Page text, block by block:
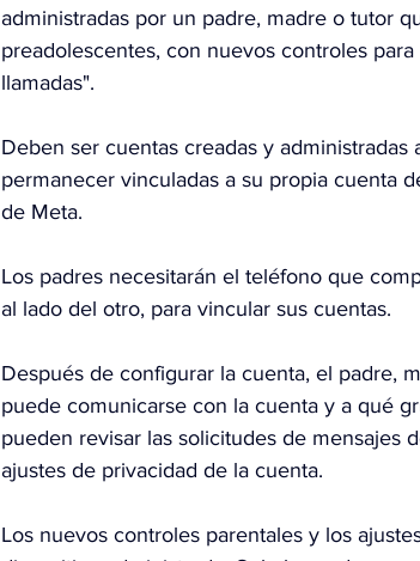
administradas por un padre, madre o tutor
preadolescentes, con nuevos controles
llamadas".
Deben ser cuentas creadas y
permanecer vinculadas a su propia cuenta
de Meta.
Los padres necesitarán el teléfono que
al lado del otro, para vincular sus cuentas.
Después de configurar la cuenta, el padre,
puede comunicarse con la cuenta y a qué
pueden revisar las solicitudes de mensajes
ajustes de privacidad de la cuenta.
Los nuevos controles parentales y los